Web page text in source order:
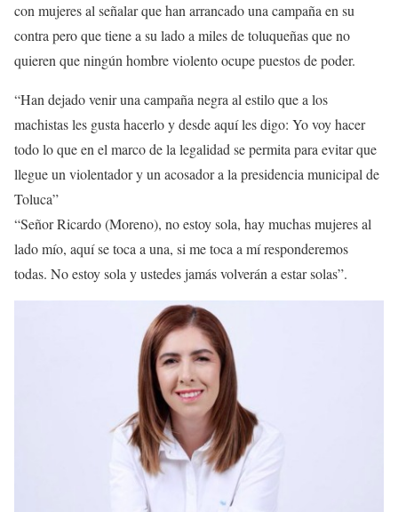
con mujeres al señalar que han arrancado una campaña en su
contra pero que tiene a su lado a miles de toluqueñas que no
quieren que ningún hombre violento ocupe puestos de poder.
“Han dejado venir una campaña negra al estilo que a los
machistas les gusta hacerlo y desde aquí les digo: Yo voy hacer
todo lo que en el marco de la legalidad se permita para evitar que
llegue un violentador y un acosador a la presidencia municipal de
Toluca”
“Señor Ricardo (Moreno), no estoy sola, hay muchas mujeres al
lado mío, aquí se toca a una, si me toca a mí responderemos
todas. No estoy sola y ustedes jamás volverán a estar solas”.